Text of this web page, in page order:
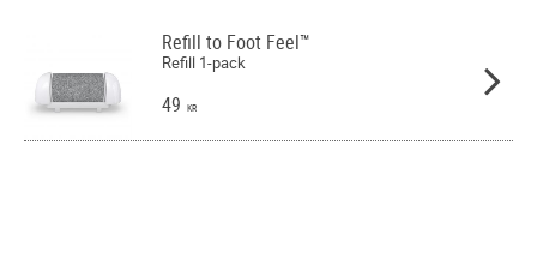
Refill to Foot Feel™
Refill 1-pack
49 KR